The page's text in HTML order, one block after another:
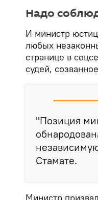
Надо
И министр
любых
странице в
судей,
"Позиция
Стамате.